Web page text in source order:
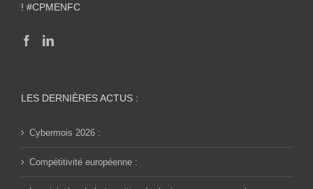
! #CPMENFC
LES DERNIÈRES ACTUS :
Cybermois 2026 :
Compétitivité européenne :